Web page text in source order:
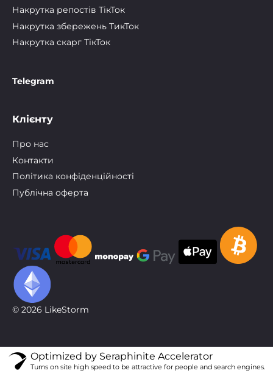
Накрутка репостів ТікТок
Накрутка збережень ТикТок
Накрутка скарг ТікТок
Telegram
Клієнту
Про нас
Контакти
Політика конфіденційності
Публічна оферта
© 2026 LikeStorm
Optimized by Seraphinite Accelerator
Turns on site high speed to be attractive for people and search engines.